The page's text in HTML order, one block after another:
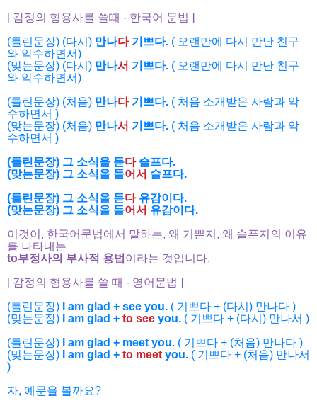
[ 감정의 형용사를 쓸때 - 한국어 문법 ]
(틀린문장) (다시) 만나다기쁘다. ( 오랜만에 다시 만난 친구
와 악수하면서)
(맞는문장) (다시) 만나서 기쁘다. ( 오랜만에 다시 만난 친구
와 악수하면서)
(틀린문장) (처음) 만나다 기쁘다. ( 처음 소개받은 사람과 악
수하면서 )
(맞는문장) (처음) 만나서 기쁘다. ( 처음 소개받은 사람과 악
수하면서 )
(틀린문장) 그 소식을 듣다 슬프다.
(맞는문장) 그 소식을 들어서 슬프다.
(틀린문장) 그 소식을 듣다유감이다.
(맞는문장) 그 소식을 들어서 유감이다.
이것이, 한국어문법에서 말하는, 왜 기쁜지, 왜 슬픈지의 이유
를 나타내는
to부정사의 부사적 용법 이라는 것입니다.
[ 감정의 형용사를 쓸 때 - 영어문법 ]
(틀린문장) I am glad + see you. ( 기쁘다 + (다시) 만나다 )
(맞는문장)
I am glad + to see you. ( 기쁘다 + (다시) 만나서 )
(틀린문장) I am glad + meet you. ( 기쁘다 + (처음) 만나다 )
(맞는문장) I am glad + to meet you. ( 기쁘다 + (처음) 만나서
)
자, 예문을 볼까요?